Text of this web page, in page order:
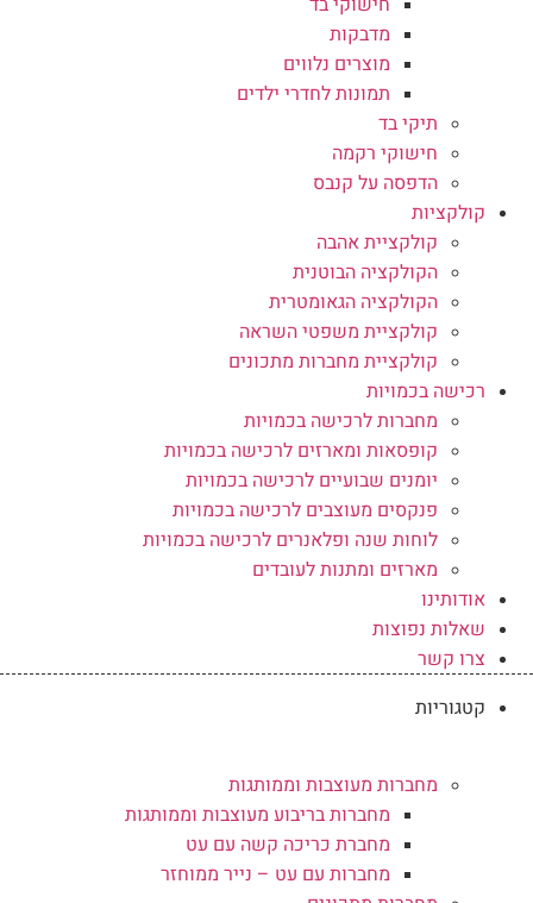
מדבקות
מוצרים נלווים
תמונות לחדרי ילדים
תיקי בד
חישוקי רקמה
הדפסה על קנבס
קולקציות
קולקציית אהבה
הקולקציה הבוטנית
הקולקציה הגאומטרית
קולקציית משפטי השראה
קולקציית מחברות מתכונים
רכישה בכמויות
מחברות לרכישה בכמויות
קופסאות ומארזים לרכישה בכמויות
יומנים שבועיים לרכישה בכמויות
פנקסים מעוצבים לרכישה בכמויות
לוחות שנה ופלאנרים לרכישה בכמויות
מארזים ומתנות לעובדים
אודותינו
שאלות נפוצות
צרו קשר
קטגוריות
מחברות מעוצבות וממותגות
מחברות בריבוע מעוצבות וממותגות
מחברת כריכה קשה עם עט
מחברות עם עט – נייר ממוחזר